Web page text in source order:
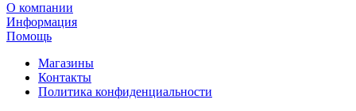
О компании
Информация
Помощь
Магазины
Контакты
Политика конфиденциальности